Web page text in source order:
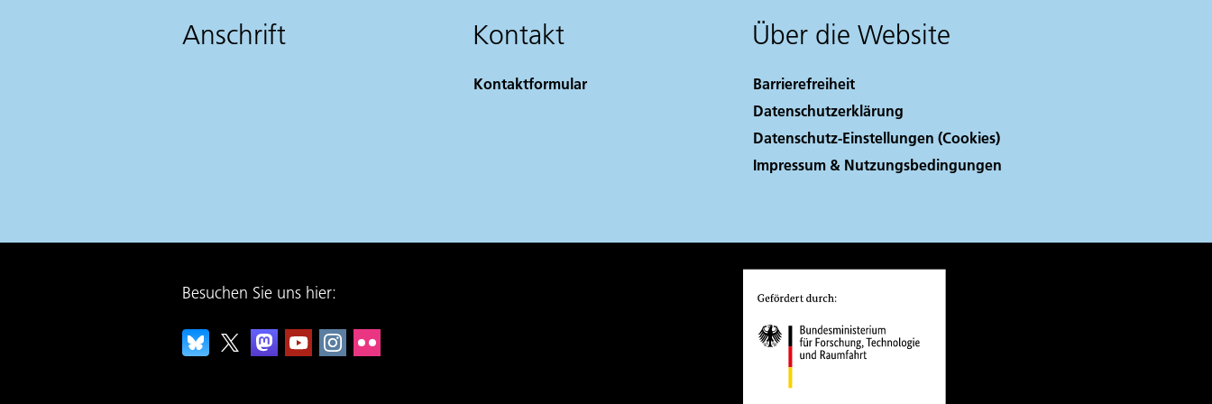
Anschrift Kontakt
Kontaktformular
Über die Website
Barrierefreiheit
Datenschutzerklärung
Datenschutz-Einstellungen (Cookies)
Impressum & Nutzungsbedingungen
Besuchen Sie uns hier: